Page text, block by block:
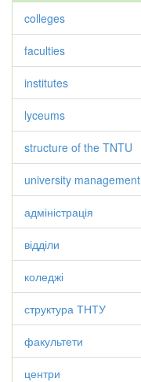
colleges
faculties
institutes
lyceums
structure of the TNTU
university management
адміністрація
відділи
коледжі
структура ТНТУ
факультети
центри